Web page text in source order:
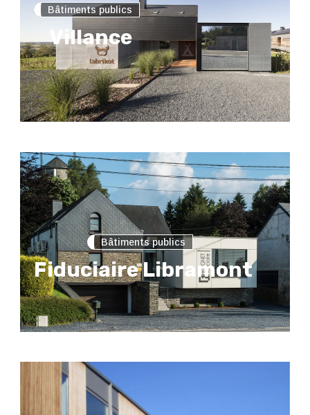
Bâtiments publics
Villance
Bâtiments publics
Fiduciaire Libramont